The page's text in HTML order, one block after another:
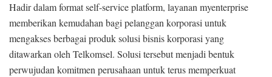
Hadir dalam format self-service platform, layanan myenterprise
memberikan kemudahan bagi pelanggan korporasi untuk
mengakses berbagai produk solusi bisnis korporasi yang
ditawarkan oleh Telkomsel. Solusi tersebut menjadi bentuk
perwujudan komitmen perusahaan untuk terus memperkuat